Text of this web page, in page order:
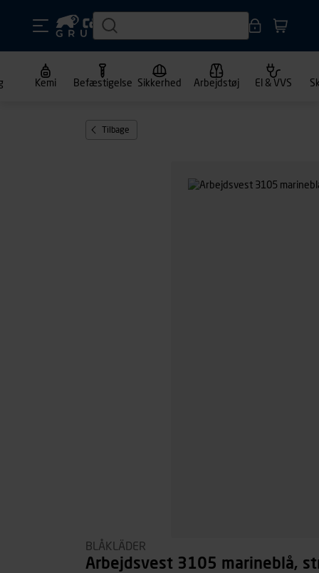
Kemi Befæstigelse Sikkerhed Arbejdstøj El & VVS
Tilbage
BLÅKLÄDER
Arbejdsvest 3105 marineblå,